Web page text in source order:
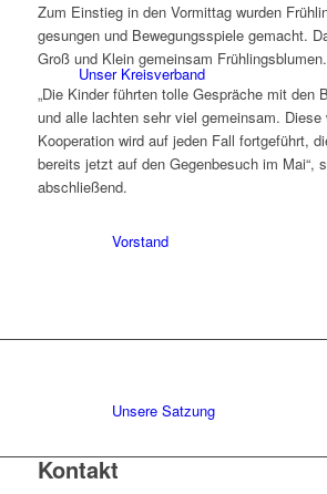
Unser Kreisverband
Vorstand
Unsere Satzung
Zum Einstieg in den Vormittag wurden
gesungen und Bewegungsspiele gemacht.
Groß und Klein gemeinsam Frühlingsblumen.
„Die Kinder führten tolle Gespräche mit den
und alle lachten sehr viel gemeinsam. Diese
Kooperation wird auf jeden Fall fortgeführt,
bereits jetzt auf den Gegenbesuch im Mai“,
abschließend.
Kontakt